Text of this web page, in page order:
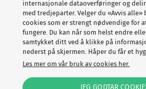
internasjonale dataoverføringer og
med tredjeparter. Velger du «Avvis alle»
cookies som er strengt nødvendige for
fungere. Du kan når som helst endre
samtykket ditt ved å klikke på
nederst på skjermen. Håper du får et
Les mer om vår bruk av cookies her.
JEG GODTAR